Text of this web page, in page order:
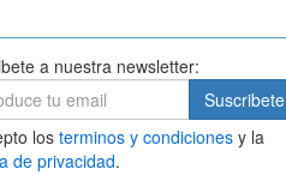
a nuestra newsletter:
Suscribete
los terminos y condiciones y la
de privacidad.